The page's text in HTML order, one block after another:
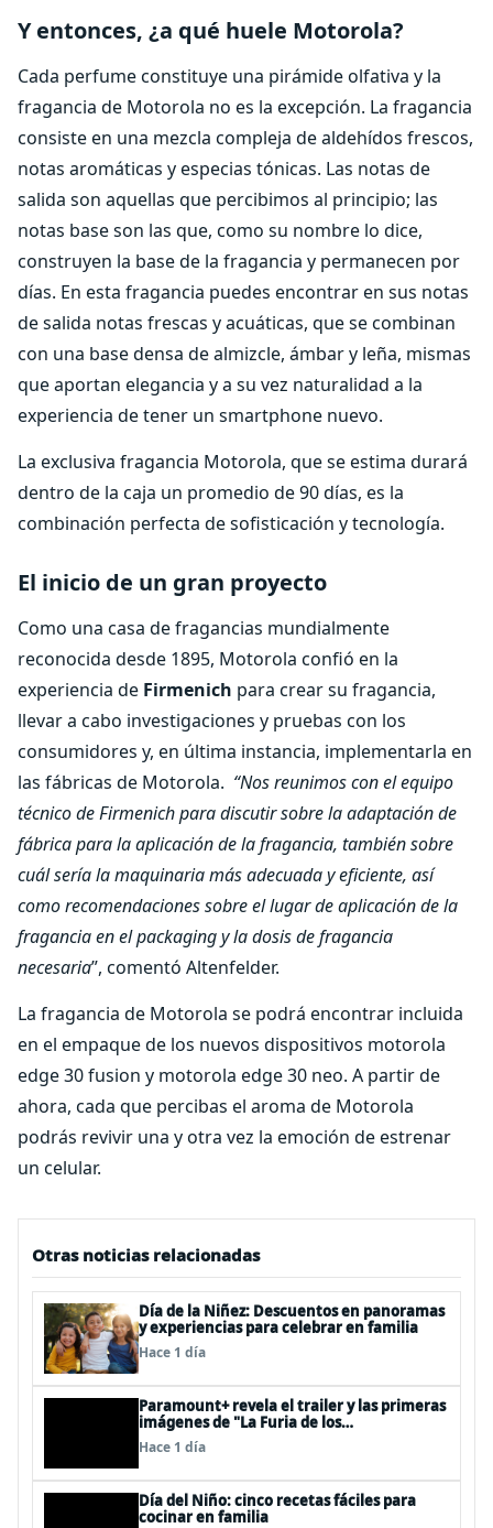
Y entonces, ¿a qué huele Motorola?
Cada perfume constituye una pirámide olfativa y la
fragancia de Motorola no es la excepción. La fragancia
consiste en una mezcla compleja de aldehídos frescos,
notas aromáticas y especias tónicas. Las notas de
salida son aquellas que percibimos al principio; las
notas base son las que, como su nombre lo dice,
construyen la base de la fragancia y permanecen por
días. En esta fragancia puedes encontrar en sus notas
de salida notas frescas y acuáticas, que se combinan
con una base densa de almizcle, ámbar y leña, mismas
que aportan elegancia y a su vez naturalidad a la
experiencia de tener un smartphone nuevo.
La exclusiva fragancia Motorola, que se estima durará
dentro de la caja un promedio de 90 días, es la
combinación perfecta de sofisticación y tecnología.
El inicio de un gran proyecto
Como una casa de fragancias mundialmente
reconocida desde 1895, Motorola confió en la
experiencia de Firmenich para crear su fragancia,
llevar a cabo investigaciones y pruebas con los
consumidores y, en última instancia, implementarla en
las fábricas de Motorola. “Nos reunimos con el equipo
técnico de Firmenich para discutir sobre la adaptación de
fábrica para la aplicación de la fragancia, también sobre
cuál sería la maquinaria más adecuada y eficiente, así
como recomendaciones sobre el lugar de aplicación de la
fragancia en el packaging y la dosis de fragancia
necesaria”, comentó Altenfelder.
La fragancia de Motorola se podrá encontrar incluida
en el empaque de los nuevos dispositivos motorola
edge 30 fusion y motorola edge 30 neo. A partir de
ahora, cada que percibas el aroma de Motorola
podrás revivir una y otra vez la emoción de estrenar
un celular.
Otras noticias relacionadas
Día de la Niñez: Descuentos en panoramas
y experiencias para celebrar en familia
Hace 1 día
Paramount+ revela el trailer y las primeras
imágenes de "La Furia de los
Thundermans"
Hace 1 día
Día del Niño: cinco recetas fáciles para
cocinar en familia